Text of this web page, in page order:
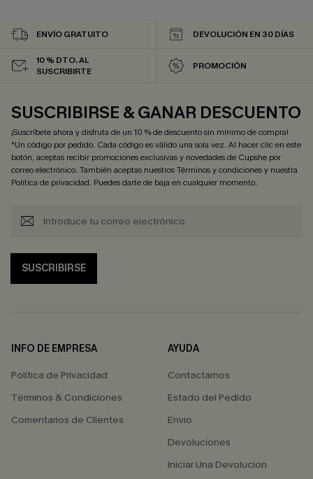
ENVÍO GRATUITO DEVOLUCIÓN EN 30 DÍAS
10 % DTO. AL
SUSCRIBIRTE
PROMOCIÓN
SUSCRIBIRSE & GANAR DESCUENTO
¡Suscríbete ahora y disfruta de un 10 % de descuento sin mínimo de compra!
*Un código por pedido. Cada código es válido una sola vez. Al hacer clic en este
botón, aceptas recibir promociones exclusivas y novedades de Cupshe por
correo electrónico. También aceptas nuestrosTérminos y condicionesy nuestra
Política de privacidad. Puedes darte de baja en cualquier momento.
SUSCRIBIRSE
INFO DE EMPRESA
Política de Privacidad
Términos & Condiciones
Comentarios de Clientes
AYUDA
Contactarnos
Estado del Pedido
Envío
Devoluciones
Iniciar Una Devolución